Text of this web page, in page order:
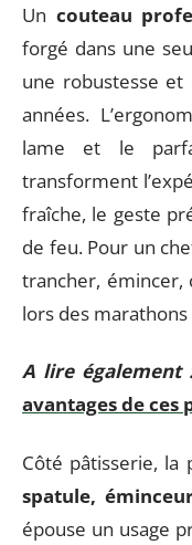
Un couteau
forgé dans une
une robustesse
années.
lame et le
transforment
fraîche, le geste
de feu. Pour un
trancher, émincer,
lors des
A lire également
avantages de ces
Côté pâtisserie, la
spatule,
épouse un usage